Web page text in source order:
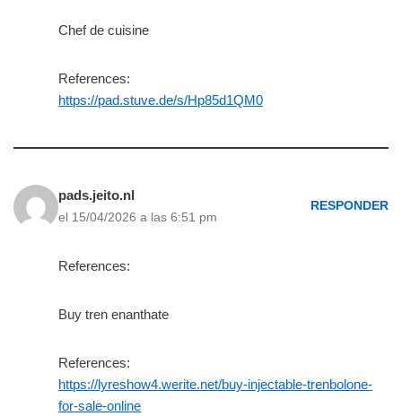
Chef de cuisine
References:
https://pad.stuve.de/s/Hp85d1QM0
pads.jeito.nl
el 15/04/2026 a las 6:51 pm
RESPONDER
References:
Buy tren enanthate
References:
https://lyreshow4.werite.net/buy-injectable-trenbolone-
for-sale-online